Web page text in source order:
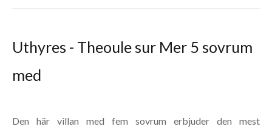
Uthyres - Theoule sur Mer 5 sovrum
med
Den här villan med fem sovrum erbjuder den mest